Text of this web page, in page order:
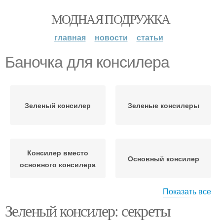
МОДНАЯ ПОДРУЖКА
главная новости статьи
Баночка для консилера
Зеленый консилер Зеленые консилеры
Консилер вместо
основного консилера
Основный консилер
Консилер на весь
консилером
Показать все
Зеленый консилер: секреты